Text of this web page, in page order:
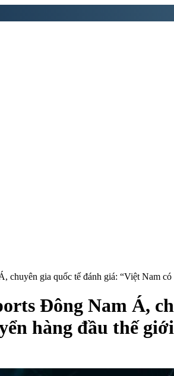
chuyên gia quốc tế đánh giá: “Việt Nam
Đông Nam Á,
hàng đầu thế